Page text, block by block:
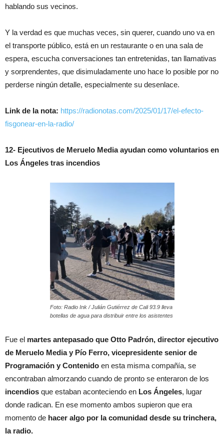
hablando sus vecinos.
Y la verdad es que muchas veces, sin querer, cuando uno va en
el transporte público, está en un restaurante o en una sala de
espera, escucha conversaciones tan entretenidas, tan llamativas
y sorprendentes, que disimuladamente uno hace lo posible por no
perderse ningún detalle, especialmente su desenlace.
Link de la nota: https://radionotas.com/2025/01/17/el-efecto-
fisgonear-en-la-radio/
12- Ejecutivos de Meruelo Media ayudan como voluntarios en
Los Ángeles tras incendios
Foto: Radio Ink / Julián Gutiérrez de Cali 93.9 lleva
botellas de agua para distribuir entre los asistentes
Fue el martes antepasado que Otto Padrón, director ejecutivo
de Meruelo Media y Pío Ferro, vicepresidente senior de
Programación y Contenido en esta misma compañía, se
encontraban almorzando cuando de pronto se enteraron de los
incendios que estaban aconteciendo en Los Ángeles, lugar
donde radican. En ese momento ambos supieron que era
momento de hacer algo por la comunidad desde su trinchera,
la radio.